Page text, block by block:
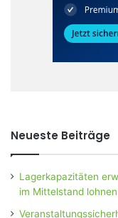
Neueste Beiträge
Lagerkapazitäten
im Mittelstand lohnen